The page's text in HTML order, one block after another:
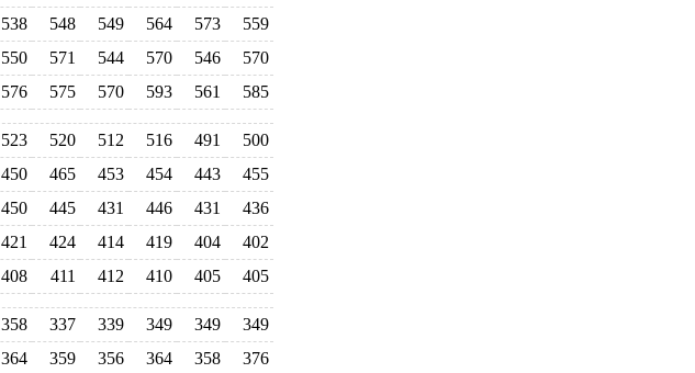
538 548 549 564 573
559
550 571 544 570 546
570
576 575 570 593 561 585
523 520 512 516 491
500
450 465 453 454 443
455
450 445 431 446 431
436
421 424 414 419 404
402
408 411 412 410 405 405
358 337 339 349 349
349
364 359 356 364 358 376